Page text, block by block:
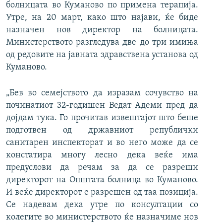
болницата во Куманово по примена терапија.
Утре, на 20 март, како што најави, ќе биде
назначен нов директор на болницата.
Министерството разгледува две до три имиња
од редовите на јавната здравствена установа од
Куманово.
„Бев во семејството да изразам сочувство на
починатиот 32-годишен Ведат Адеми пред да
дојдам тука. Го прочитав извештајот што беше
подготвен од државниот републички
санитарен инспекторат и во него може да се
констатира многу лесно дека веќе има
предуслови да речам за да се разреши
директорот на Општата болница во Куманово.
И веќе директорот е разрешен од таа позиција.
Се надевам дека утре по консултации со
колегите во министерството ќе назначиме нов